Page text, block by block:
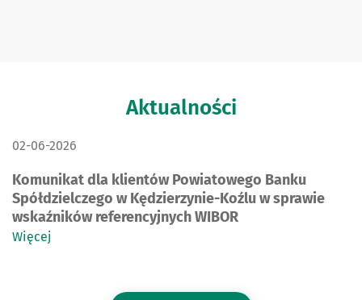
Aktualności
DATA PUBLIKACJI:
02-06-2026
Komunikat dla klientów Powiatowego Banku
Spółdzielczego w Kędzierzynie-Koźlu w sprawie
wskaźników referencyjnych WIBOR
Więcej